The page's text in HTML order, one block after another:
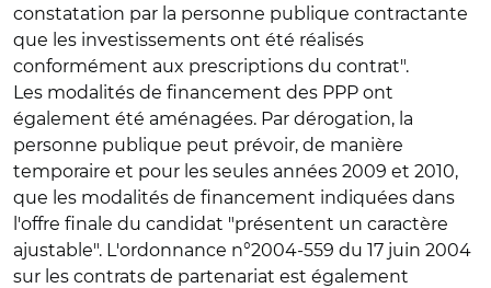
constatation par la personne publique contractante
que les investissements ont été réalisés
conformément aux prescriptions du contrat".
Les modalités de financement des PPP ont
également été aménagées. Par dérogation, la
personne publique peut prévoir, de manière
temporaire et pour les seules années 2009 et 2010,
que les modalités de financement indiquées dans
l'offre finale du candidat "présentent un caractère
ajustable". L'ordonnance n°2004-559 du 17 juin 2004
sur les contrats de partenariat est également